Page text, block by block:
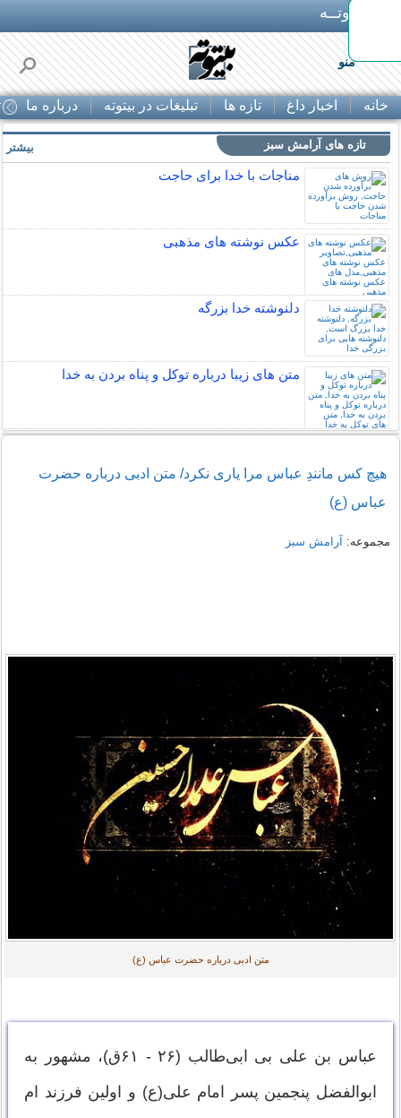
بـیتوتــه
منو
خانه اخبار داغ تازه ها تبلیغات در بیتوته درباره ما
تازه های آرامش سبز
مناجات با خدا برای حاجت
عکس نوشته های مذهبی
دلنوشته خدا بزرگه
متن های زیبا درباره توکل و پناه بردن به خدا
بیشتر
هیچ کس مانندِ عباس مرا یاری نکرد/ متن ادبی درباره حضرت
عباس (ع)
مجموعه: آرامش سبز
متن ادبی درباره حضرت عباس (ع)
عباس بن علی بی ابی‌طالب (۲۶ - ۶۱ق)، مشهور به
ابوالفضل پنجمین پسر امام علی(ع) و اولین فرزند ام